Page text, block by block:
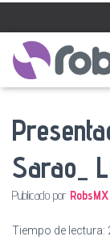
Sarao_
Publicado por RobsMX
Tiempo de lectura: